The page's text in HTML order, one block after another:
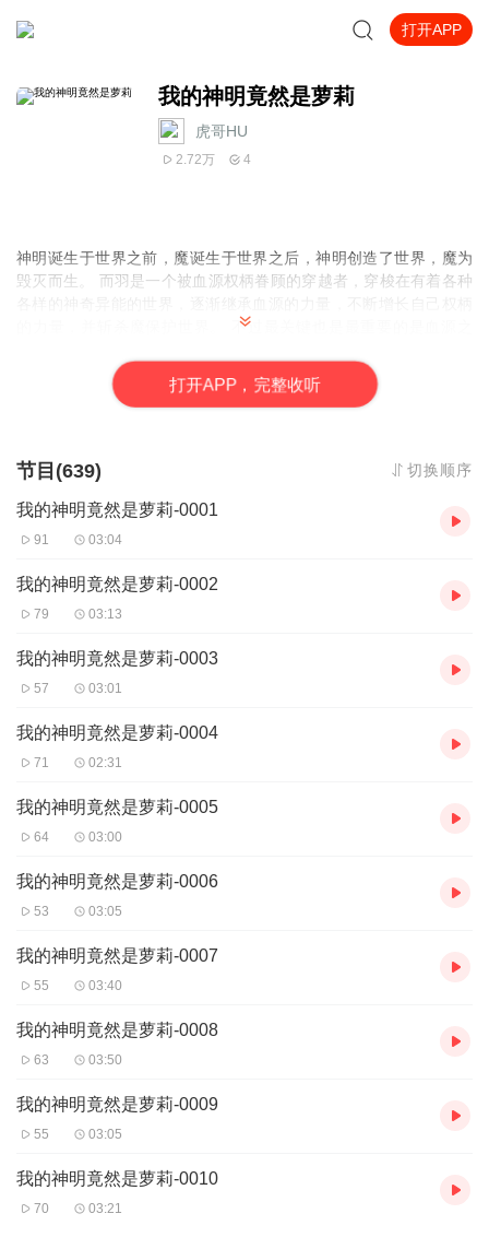
打开APP
我的神明竟然是萝莉
虎哥HU
2.72万 4
神明诞生于世界之前，魔诞生于世界之后，神明创造了世界，魔为
毁灭而生。 而羽是一个被血源权柄眷顾的穿越者，穿梭在有着各种
的力量，并斩杀魔保护世界。 不过最关键也是最重要的是血源之
打开APP，完整收听
节目(639) 切换顺序
我的神明竟然是萝莉-0001
91 03:04
我的神明竟然是萝莉-0002
79 03:13
我的神明竟然是萝莉-0003
57 03:01
我的神明竟然是萝莉-0004
71 02:31
我的神明竟然是萝莉-0005
64 03:00
我的神明竟然是萝莉-0006
53 03:05
我的神明竟然是萝莉-0007
55 03:40
我的神明竟然是萝莉-0008
63 03:50
我的神明竟然是萝莉-0009
55 03:05
我的神明竟然是萝莉-0010
70 03:21